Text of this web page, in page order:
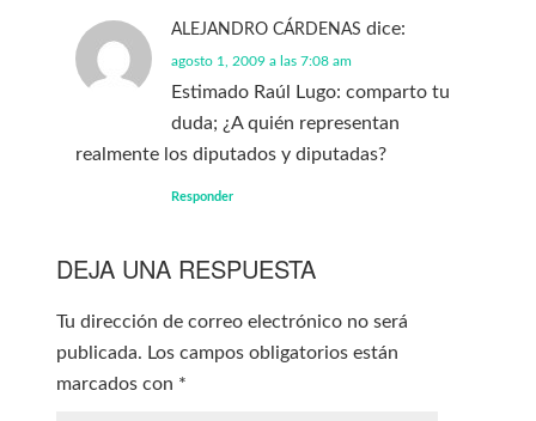
ALEJANDRO CÁRDENAS dice:
agosto 1, 2009 a las 7:08 am
Estimado Raúl Lugo: comparto tu
duda; ¿A quién representan
realmente los diputados y diputadas?
Responder
DEJA UNA RESPUESTA
Tu dirección de correo electrónico no será
publicada. Los campos obligatorios están
marcados con *